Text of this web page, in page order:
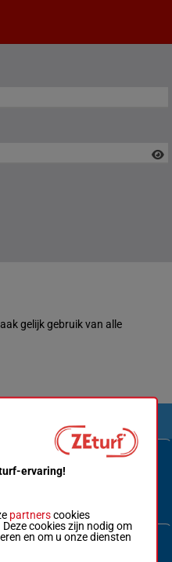
gelijk gebruik van alle
ervaring!
partnerscookies
cookies zijn nodig om
en om u onze diensten